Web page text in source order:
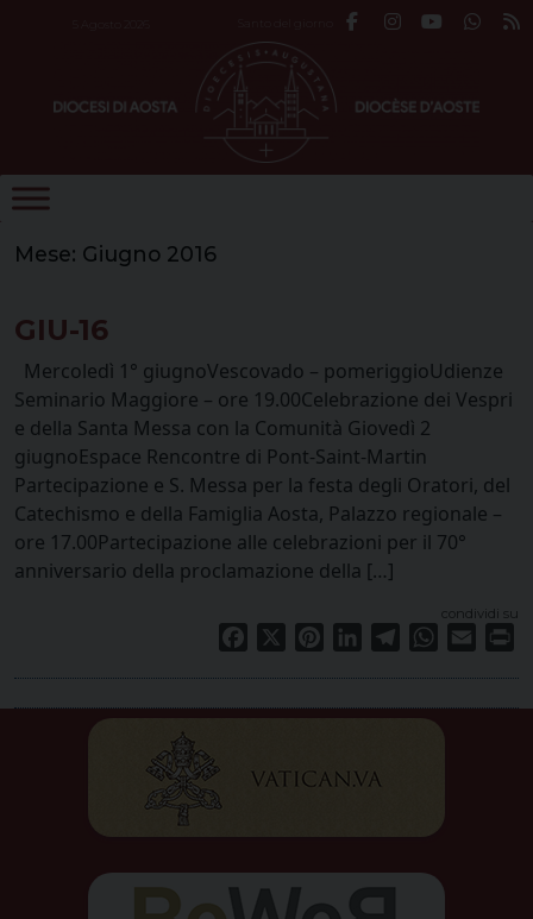
Mese: Giugno 2016
GIU-16
Mercoledì 1° giugnoVescovado – pomeriggioUdienze
Seminario Maggiore – ore 19.00Celebrazione dei Vespri
e della Santa Messa con la Comunità Giovedì 2
giugnoEspace Rencontre di Pont-Saint-Martin
Partecipazione e S. Messa per la festa degli Oratori, del
Catechismo e della Famiglia Aosta, Palazzo regionale –
ore 17.00Partecipazione alle celebrazioni per il 70°
anniversario della proclamazione della […]
condividi su
Facebook PinterestLinkedInTelegramWhatsApp
Email